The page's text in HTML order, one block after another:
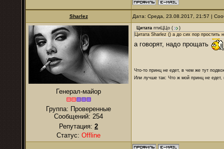
Sharlez Дата: Среда, 23.08.2017, 21:57 |
Генерал-майор
Группа: Проверенные
Сообщений: 254
Репутация: 2
Статус: Offline
Цитата птиЦЦо (
)
Цитата Sharlez () а до сих пор простить
а говорят, надо прощать
Что-то принц не едет, в чем же тут
Или лучше так: Что ж мой принц не едет,